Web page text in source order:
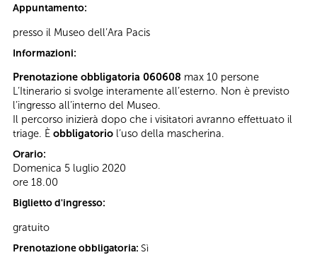
Appuntamento:
presso il Museo dell’Ara Pacis
Informazioni:
Prenotazione obbligatoria 060608 max 10 persone
L’Itinerario si svolge interamente all’esterno. Non è previsto
l’ingresso all’interno del Museo.
Il percorso inizierà dopo che i visitatori avranno effettuato il
triage. È obbligatorio l’uso della mascherina.
Orario:
Domenica 5 luglio 2020
ore 18.00
Biglietto d'ingresso:
gratuito
Prenotazione obbligatoria: Sì